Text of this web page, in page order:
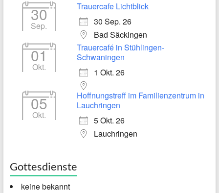
30
Sep.
Trauercafe Lichtblick
30 Sep. 26
Bad Säckingen
01
Okt.
Trauercafé in Stühlingen-
Schwaningen
1 Okt. 26
05
Okt.
Hoffnungstreff im Familienzentrum in
Lauchringen
5 Okt. 26
Lauchringen
Gottesdienste
keine bekannt